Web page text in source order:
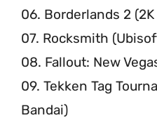
06. Borderlands 2 (2K
07. Rocksmith
08. Fallout: New
09. Tekken Tag
Bandai)